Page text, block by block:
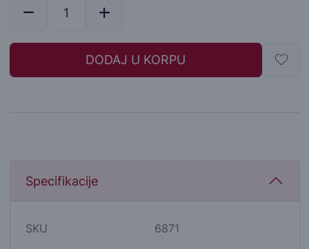
DODAJ U KORPU
Specifikacije
SKU 6871